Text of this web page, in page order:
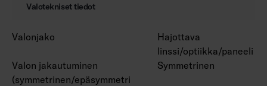
Valotekniset tiedot
Valonjako
Hajottava
linssi/optiikka/paneeli
Valon jakautuminen
(symmetrinen/epäsymmetri
Symmetrinen